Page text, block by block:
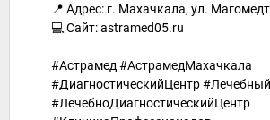
📍 Адрес: г. Махачкала, ул.
💻 Сайт: astramed05.ru
#Астрамед #АстрамедМахачкала
#ДиагностическийЦентр
#ЛечебноДиагностическийЦентр